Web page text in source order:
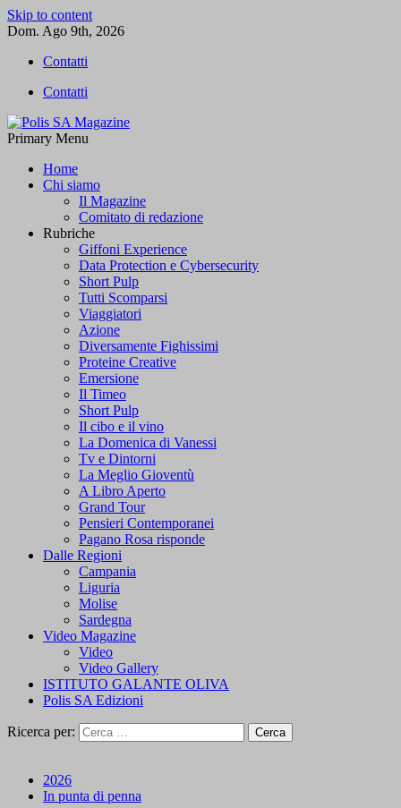
Skip to content
Dom. Ago 9th, 2026
Contatti
Contatti
Primary Menu
Home
Chi siamo
Il Magazine
Comitato di redazione
Rubriche
Giffoni Experience
Data Protection e Cybersecurity
Short Pulp
Tutti Scomparsi
Viaggiatori
Azione
Diversamente Fighissimi
Proteine Creative
Emersione
Il Timeo
Short Pulp
Il cibo e il vino
La Domenica di Vanessi
Tv e Dintorni
La Meglio Gioventù
A Libro Aperto
Grand Tour
Pensieri Contemporanei
Pagano Rosa risponde
Dalle Regioni
Campania
Liguria
Molise
Sardegna
Video Magazine
Video
Video Gallery
ISTITUTO GALANTE OLIVA
Polis SA Edizioni
Ricerca per:
2026
In punta di penna